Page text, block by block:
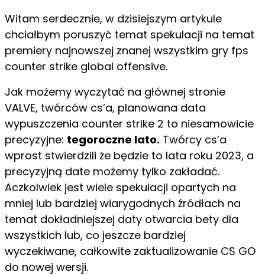
Witam serdecznie, w dzisiejszym artykule
chciałbym poruszyć temat spekulacji na temat
premiery najnowszej znanej wszystkim gry fps
counter strike global offensive.
Jak możemy wyczytać na głównej stronie
VALVE, twórców cs’a, planowana data
wypuszczenia counter strike 2 to niesamowicie
precyzyjne: tegoroczne lato. Twórcy cs’a
wprost stwierdzili że będzie to lata roku 2023, a
precyzyjną date możemy tylko zakładać.
Aczkolwiek jest wiele spekulacji opartych na
mniej lub bardziej wiarygodnych źródłach na
temat dokładniejszej daty otwarcia bety dla
wszystkich lub, co jeszcze bardziej
wyczekiwane, całkowite zaktualizowanie CS GO
do nowej wersji.